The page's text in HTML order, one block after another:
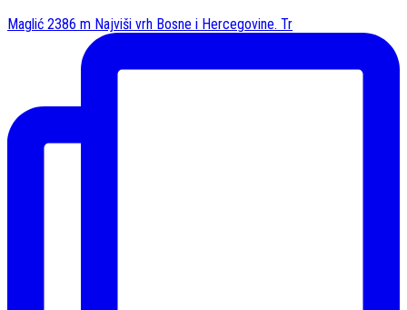
Maglić 2386 m Najviši vrh Bosne i Hercegovine. Tr